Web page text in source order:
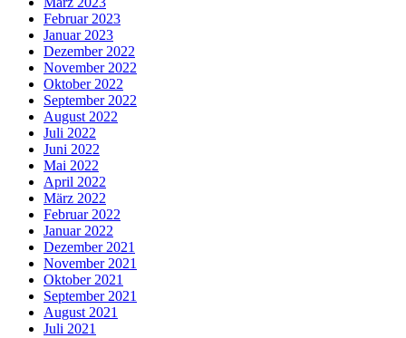
Februar 2023
Januar 2023
Dezember 2022
November 2022
Oktober 2022
September 2022
August 2022
Juli 2022
Juni 2022
Mai 2022
April 2022
März 2022
Februar 2022
Januar 2022
Dezember 2021
November 2021
Oktober 2021
September 2021
August 2021
Juli 2021